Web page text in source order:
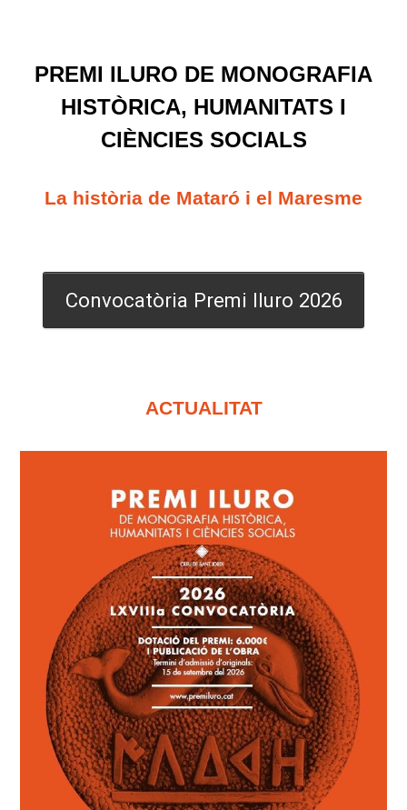
PREMI ILURO DE MONOGRAFIA
HISTÒRICA, HUMANITATS I
CIÈNCIES SOCIALS
La història de Mataró i el Maresme
Convocatòria Premi Iluro 2026
ACTUALITAT